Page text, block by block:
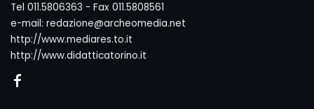
Tel 011.5806363 - Fax 011.5808561
e-mail: redazione@archeomedia.net
http://www.mediares.to.it
http://www.didatticatorino.it